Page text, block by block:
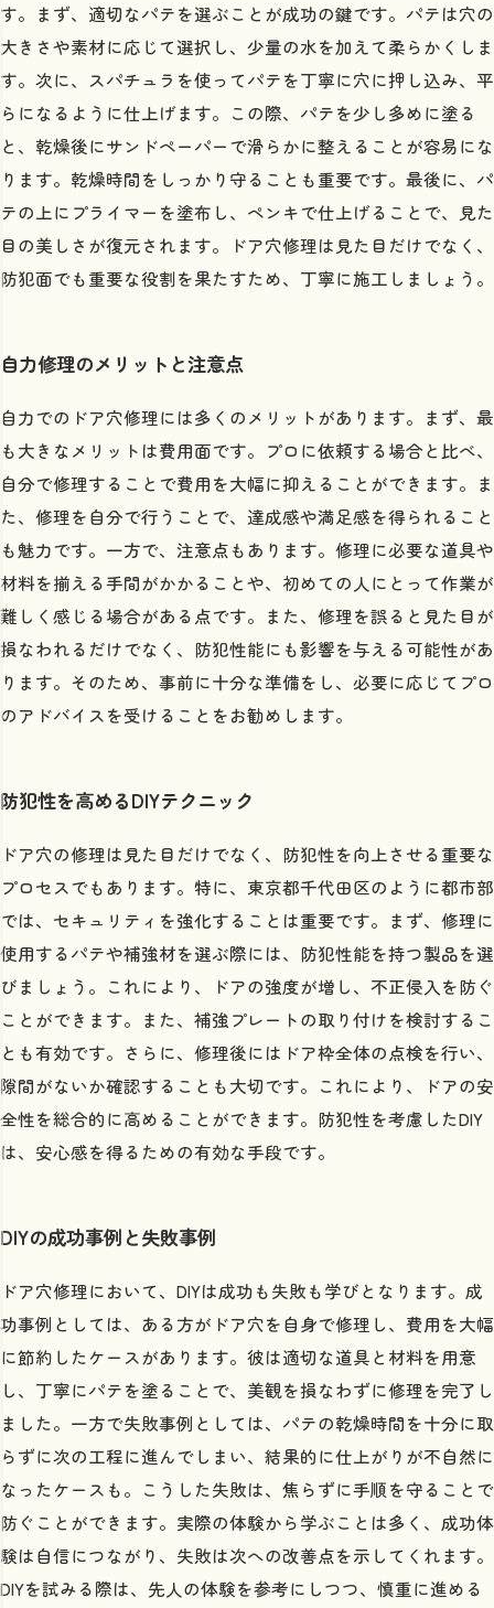
す。まず、適切なパテを選ぶことが成功の鍵です。パテは穴の
大きさや素材に応じて選択し、少量の水を加えて柔らかくしま
す。次に、スパチュラを使ってパテを丁寧に穴に押し込み、平
らになるように仕上げます。この際、パテを少し多めに塗る
と、乾燥後にサンドペーパーで滑らかに整えることが容易にな
ります。乾燥時間をしっかり守ることも重要です。最後に、パ
テの上にプライマーを塗布し、ペンキで仕上げることで、見た
目の美しさが復元されます。ドア穴修理は見た目だけでなく、
防犯面でも重要な役割を果たすため、丁寧に施工しましょう。
自力修理のメリットと注意点
自力でのドア穴修理には多くのメリットがあります。まず、最
も大きなメリットは費用面です。プロに依頼する場合と比べ、
自分で修理することで費用を大幅に抑えることができます。ま
た、修理を自分で行うことで、達成感や満足感を得られること
も魅力です。一方で、注意点もあります。修理に必要な道具や
材料を揃える手間がかかることや、初めての人にとって作業が
難しく感じる場合がある点です。また、修理を誤ると見た目が
損なわれるだけでなく、防犯性能にも影響を与える可能性があ
ります。そのため、事前に十分な準備をし、必要に応じてプロ
のアドバイスを受けることをお勧めします。
防犯性を高めるDIYテクニック
ドア穴の修理は見た目だけでなく、防犯性を向上させる重要な
プロセスでもあります。特に、東京都千代田区のように都市部
では、セキュリティを強化することは重要です。まず、修理に
使用するパテや補強材を選ぶ際には、防犯性能を持つ製品を選
びましょう。これにより、ドアの強度が増し、不正侵入を防ぐ
ことができます。また、補強プレートの取り付けを検討するこ
とも有効です。さらに、修理後にはドア枠全体の点検を行い、
隙間がないか確認することも大切です。これにより、ドアの安
全性を総合的に高めることができます。防犯性を考慮したDIY
は、安心感を得るための有効な手段です。
DIYの成功事例と失敗事例
ドア穴修理において、DIYは成功も失敗も学びとなります。成
功事例としては、ある方がドア穴を自身で修理し、費用を大幅
に節約したケースがあります。彼は適切な道具と材料を用意
し、丁寧にパテを塗ることで、美観を損なわずに修理を完了し
ました。一方で失敗事例としては、パテの乾燥時間を十分に取
らずに次の工程に進んでしまい、結果的に仕上がりが不自然に
なったケースも。こうした失敗は、焦らずに手順を守ることで
防ぐことができます。実際の体験から学ぶことは多く、成功体
験は自信につながり、失敗は次への改善点を示してくれます。
DIYを試みる際は、先人の体験を参考にしつつ、慎重に進める